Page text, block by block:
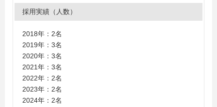
大学、就実大学、城西大学、鈴鹿医療科学大学、摂南大
学、第一薬科大学、帝京大学、東京理科大学、徳島文理
採用実績（人数）
2018年：2名
2019年：3名
2020年：3名
2021年：3名
2022年：2名
2023年：2名
2024年：2名